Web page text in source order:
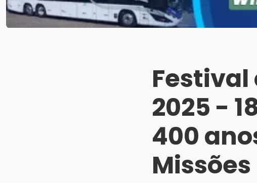
Festival
2025 -
400
Missões